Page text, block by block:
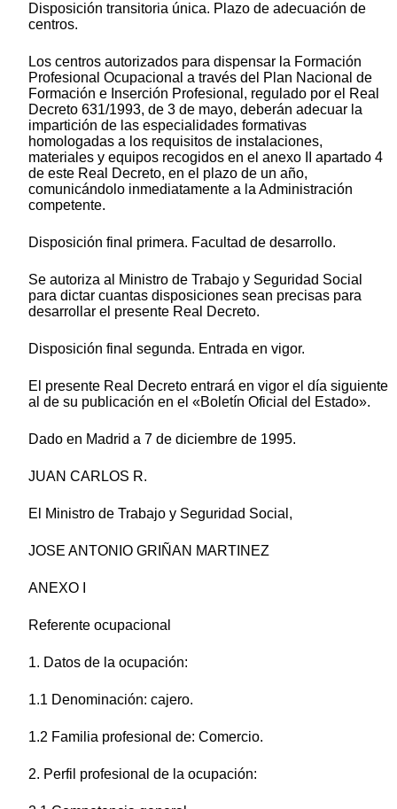
Disposición transitoria única. Plazo de adecuación de
centros.
Los centros autorizados para dispensar la Formación
Profesional Ocupacional a través del Plan Nacional de
Formación e Inserción Profesional, regulado por el Real
Decreto 631/1993, de 3 de mayo, deberán adecuar la
impartición de las especialidades formativas
homologadas a los requisitos de instalaciones,
materiales y equipos recogidos en el anexo II apartado 4
de este Real Decreto, en el plazo de un año,
comunicándolo inmediatamente a la Administración
competente.
Disposición final primera. Facultad de desarrollo.
Se autoriza al Ministro de Trabajo y Seguridad Social
para dictar cuantas disposiciones sean precisas para
desarrollar el presente Real Decreto.
Disposición final segunda. Entrada en vigor.
El presente Real Decreto entrará en vigor el día siguiente
al de su publicación en el «Boletín Oficial del Estado».
Dado en Madrid a 7 de diciembre de 1995.
JUAN CARLOS R.
El Ministro de Trabajo y Seguridad Social,
JOSE ANTONIO GRIÑAN MARTINEZ
ANEXO I
Referente ocupacional
1. Datos de la ocupación:
1.1 Denominación: cajero.
1.2 Familia profesional de: Comercio.
2. Perfil profesional de la ocupación: